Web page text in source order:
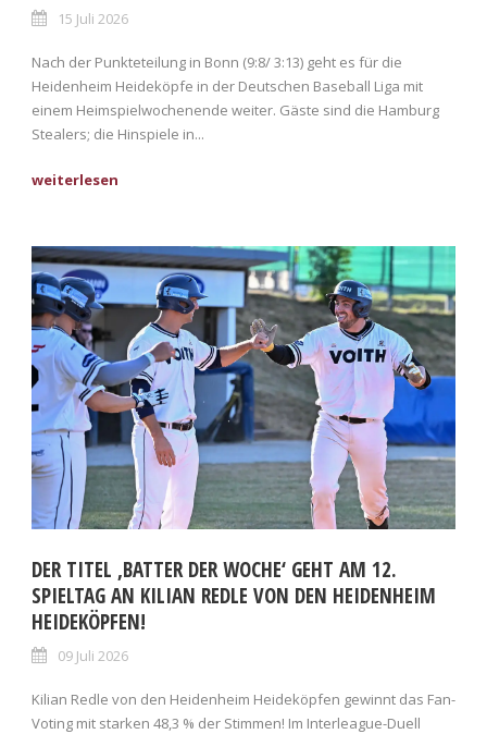
15 Juli 2026
Nach der Punkteteilung in Bonn (9:8/ 3:13) geht es für die
Heidenheim Heideköpfe in der Deutschen Baseball Liga mit
einem Heimspielwochenende weiter. Gäste sind die Hamburg
Stealers; die Hinspiele in...
DER TITEL ‚BATTER DER WOCHE‘ GEHT AM 12.
SPIELTAG AN KILIAN REDLE VON DEN HEIDENHEIM
HEIDEKÖPFEN!
09 Juli 2026
Kilian Redle von den Heidenheim Heideköpfen gewinnt das Fan-
Voting mit starken 48,3 % der Stimmen! Im Interleague-Duell